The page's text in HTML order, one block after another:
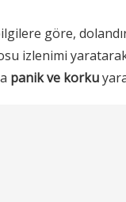
göre,
izlenimi
panik ve korku